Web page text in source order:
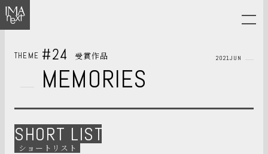
THEME #24 受賞作品 2021JUN
MEMORIES
SHORT LIST
ショートリスト